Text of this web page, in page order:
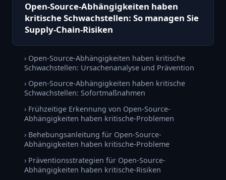
Open-Source-Abhängigkeiten haben
kritische Schwachstellen: So managen Sie
Supply-Chain-Risiken
› Open-Source-Abhängigkeiten haben kritische
Schwachstellen: Ursachenanalyse und Prävention
› Open-Source-Abhängigkeiten haben kritische
Schwachstellen: Sofortmaßnahmen
› Frühzeitige Erkennung von Open-Source-
Abhängigkeiten haben kritische-Problemen
› Behebungsanleitung für Open-Source-
Abhängigkeiten haben kritische-Probleme
› Präventionsstrategien für Open-Source-
Abhängigkeiten haben kritische-Risiken